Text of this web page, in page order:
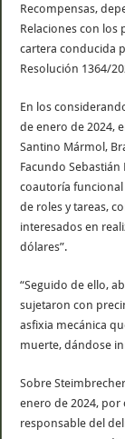
Recompensas,
Relaciones con los
cartera conducida
Resolución 1364/
En los
de enero de 2024,
Santino Mármol,
Facundo
coautoría
de roles y tareas,
interesados en
dólares”.
“Seguido de ello,
sujetaron con
asfixia mecánica
muerte, dándose
Sobre
enero de 2024, por
responsable del